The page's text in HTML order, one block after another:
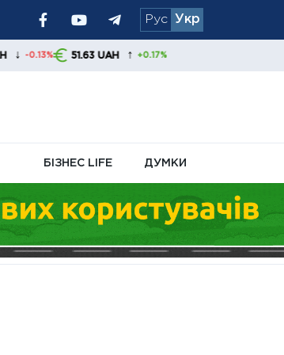
Рус Укр
51.63 UAH ↑ +0.17%
БІЗНЕС LIFE ДУМКИ